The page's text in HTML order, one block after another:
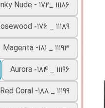
11186 _Pinky Nude - 172
11189 _ Rosewood -176
11193 _ Magenta -181
11196 _ Aurora -184
11199 _ Red Coral -188